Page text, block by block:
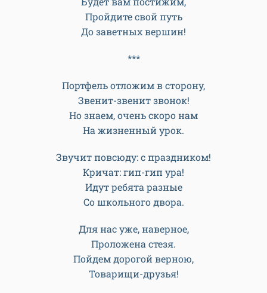
Большая дорога
У вас впереди,
Идите вперед
За заветной мечтой,
Дни напролет,
Версту за верстой.
И курс этот пусть,
Будет вам постижим,
Пройдите свой путь
До заветных вершин!
***
Портфель отложим в сторону,
Звенит-звенит звонок!